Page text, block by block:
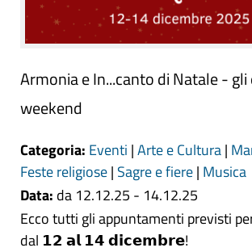
Armonia e In...canto di Natale -
weekend
Categoria: Eventi |Arte e Cultura|
Feste religiose| Sagre e fiere| Musica
Data: da 12.12.25 - 14.12.25
Ecco tutti gli appuntamenti previsti
dal 𝟭𝟮 𝗮𝗹 𝟭𝟰 𝗱𝗶𝗰𝗲𝗺𝗯𝗿𝗲!